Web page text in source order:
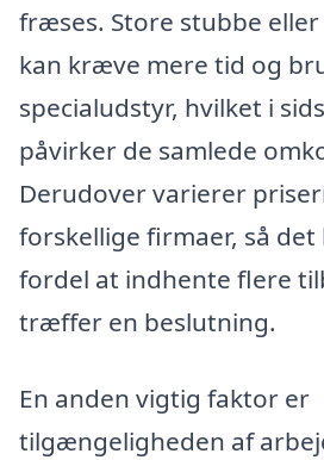
fræses. Store stubbe
kan kræve mere tid og
specialudstyr, hvilket i
påvirker de samlede
Derudover varierer
forskellige firmaer, så
fordel at indhente flere
træffer en beslutning.
En anden vigtig faktor er
tilgængeligheden af